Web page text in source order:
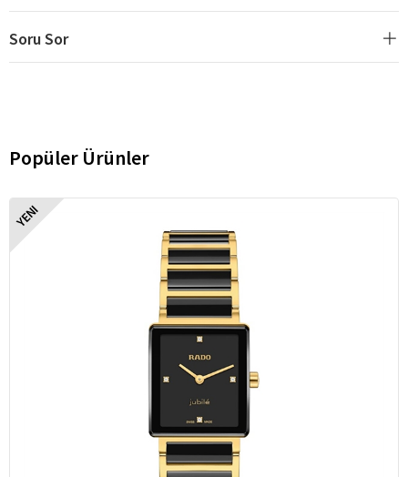
Soru Sor
Popüler Ürünler
YENI